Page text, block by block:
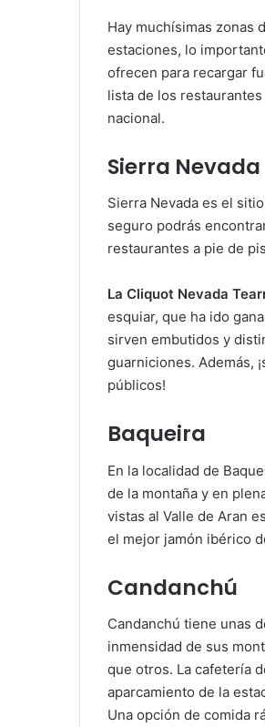
Hay muchísimas zonas
estaciones, lo
ofrecen para recargar
lista de los
nacional.
Sierra Nevada
Sierra Nevada es el
seguro podrás
restaurantes a pie de
La Cliquot Nevada
esquiar, que ha ido
sirven embutidos y
guarniciones. Además,
públicos!
Baqueira
En la localidad de
de la montaña y en
vistas al Valle de Aran
el mejor jamón ibérico
Candanchú
Candanchú tiene unas
inmensidad de sus
que otros. La cafetería
aparcamiento de la
Una opción de comida